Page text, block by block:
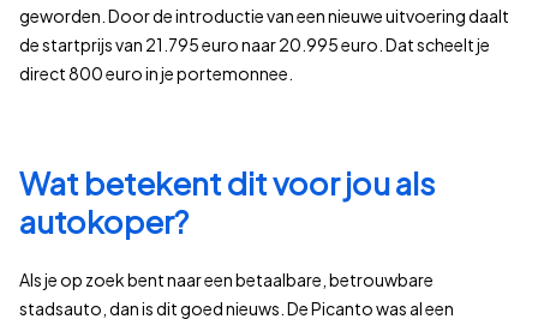
geworden. Door de introductie van een nieuwe uitvoering daalt
de startprijs van 21.795 euro naar 20.995 euro. Dat scheelt je
direct 800 euro in je portemonnee.
Wat betekent dit voor jou als
autokoper?
Als je op zoek bent naar een betaalbare, betrouwbare
stadsauto, dan is dit goed nieuws. De Picanto was al een